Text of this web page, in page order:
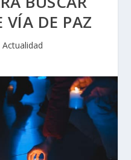
VÍA DE PAZ
Actualidad